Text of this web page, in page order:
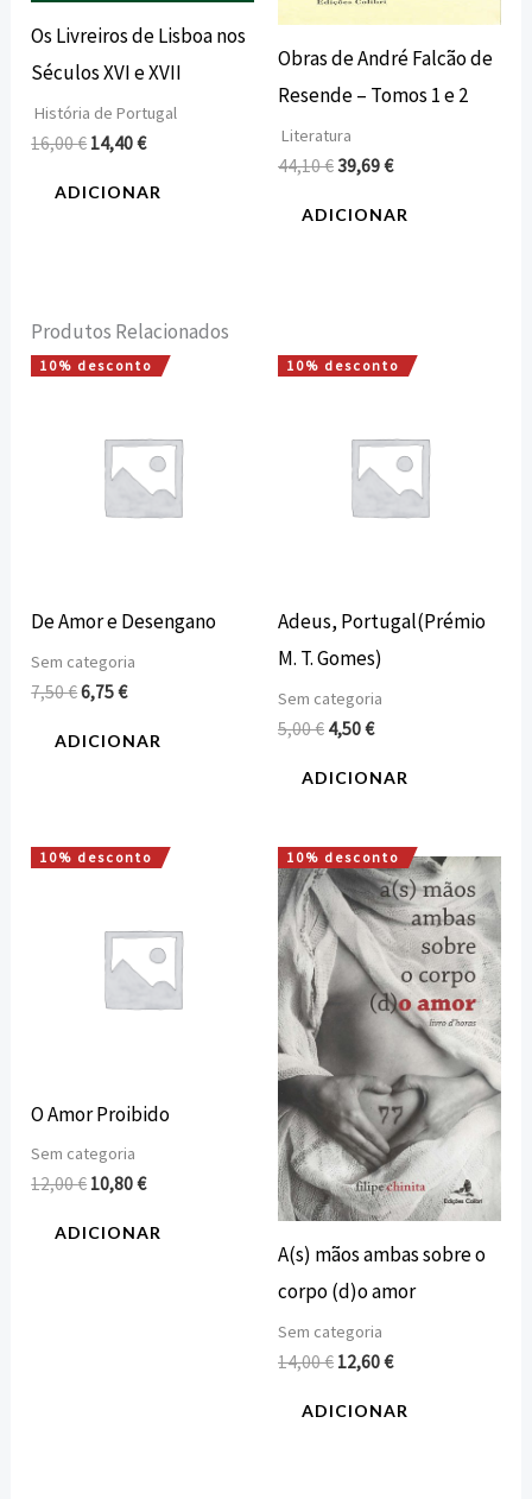
Os Livreiros de Lisboa nos
Séculos XVI e XVII
História de Portugal
16,00€ 14,40€
ADICIONAR
Obras de André Falcão de
Resende – Tomos 1 e 2
Literatura
44,10€39,69€
ADICIONAR
Produtos Relacionados
10% desconto
De Amor e Desengano
Sem categoria
7,50€
O
era:
7,50 €.
6,75€
O
é:
6,75 €.
ADICIONAR
10% desconto
Adeus, Portugal(Prémio
M. T. Gomes)
Sem categoria
5,00€
O
era:
5,00 €.
4,50€
O
é:
4,50 €.
ADICIONAR
10% desconto
O Amor Proibido
Sem categoria
12,00€
O
era:
12,00 €.
10,80€
O
é:
10,80 €.
ADICIONAR
10% desconto
A(s) mãos ambas sobre o
corpo (d)o amor
Sem categoria
14,00€
O
preço
original
era:
14,00 €.
12,60€
O
preço
atual
é:
12,60 €.
ADICIONAR